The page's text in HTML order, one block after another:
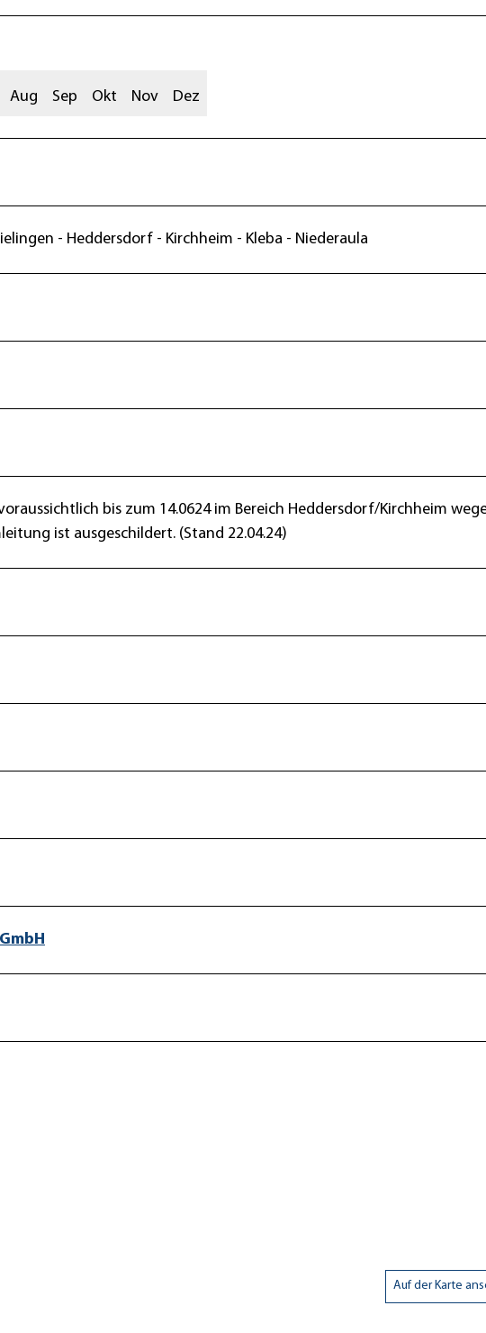
Aug Sep Okt Nov Dez
- Heddersdorf - Kirchheim - Kleba - Niederaula
bis zum 14.0624 im Bereich Heddersdorf/Kirchheim
ist ausgeschildert. (Stand 22.04.24)
Auf der Karte